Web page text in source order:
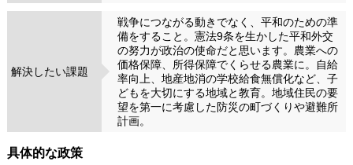
解決したい課題
戦争につながる動きでなく、平和のための準
備をすること。憲法9条を生かした平和外交
の努力が政治の使命だと思います。農業への
価格保障、所得保障でくらせる農業に。自給
率向上、地産地消の学校給食無償化など、子
どもを大切にする地域と教育。地域住民の要
望を第一に考慮した防災の町づくりや避難所
計画。
具体的な政策